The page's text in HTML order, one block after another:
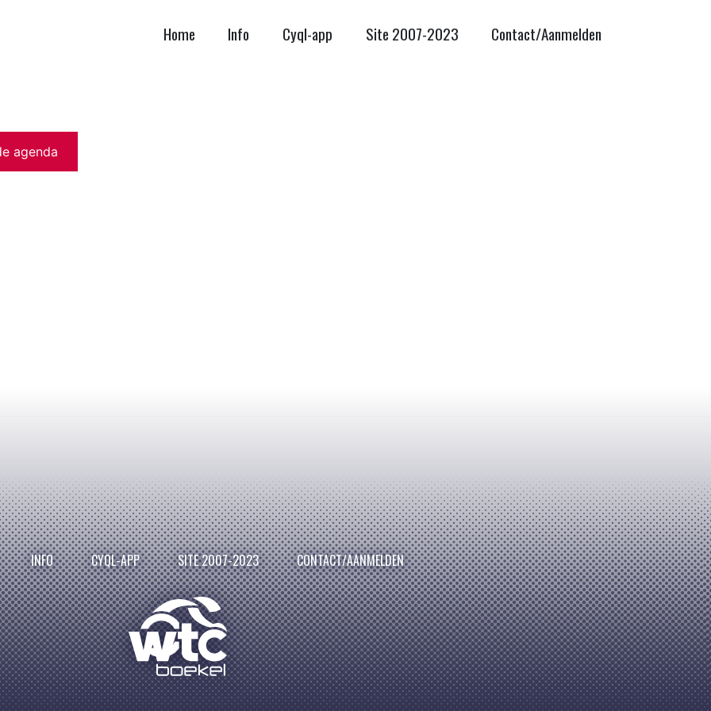
Home Info Cyql-app Site 2007-2023 Contact/Aanmelden
agenda
INFO CYQL-APP SITE 2007-2023 CONTACT/AANMELDEN